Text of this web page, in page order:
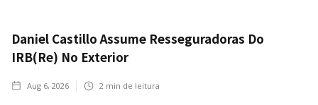
Daniel Castillo Assume Resseguradoras Do
IRB(Re) No Exterior
Aug 6, 2026 2 min de leitura